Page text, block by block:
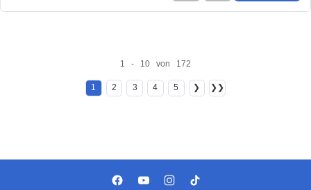
1 - 10 von 172
1 2 3 4 5 ❯ ❯❯